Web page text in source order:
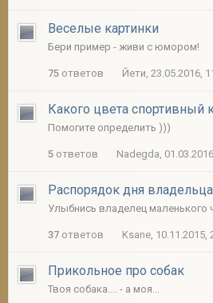
Веселые картинки
Бери пример - живи с юмором!
75 ответов Йети, 23.05.2016,
Какого цвета спортивный
Помогите определить )))
5 ответов Nadegda,
Распорядок дня
Улыбнись владелец маленького
37 ответов Ksane, 10.11.2015,
Прикольное про собак
Твоя собака.... - а моя...